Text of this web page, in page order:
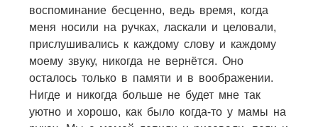
воспоминание бесценно, ведь время, когда
меня носили на ручках, ласкали и целовали,
прислушивались к каждому слову и каждому
моему звуку, никогда не вернётся. Оно
осталось только в памяти и в воображении.
Нигде и никогда больше не будет мне так
уютно и хорошо, как было когда-то у мамы на